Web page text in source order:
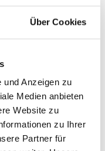
Über Cookies
und Anzeigen zu
Medien anbieten
Website zu
zu Ihrer
Partner für
Roth
Roth